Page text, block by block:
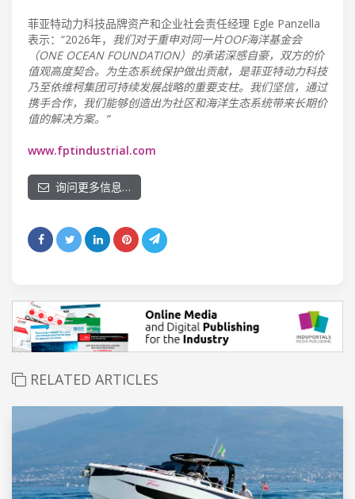
菲亚特动力科技品牌资产和企业社会责任经理 Egle Panzella
表示：“2026年， 我们对于重申对同一片OOF海洋基金会
（ONE OCEAN FOUNDATION）的承诺深感自豪，双方的价
值观高度契合。为生态系统保护做出贡献，是菲亚特动力科技
乃至依维柯集团可持续发展战略的重要支柱。我们坚信，通过
携手合作，我们能够创造出为社区和海洋生态系统带来长期价
值的解决方案。”
www.fptindustrial.com
询问更多信息…
RELATED ARTICLES